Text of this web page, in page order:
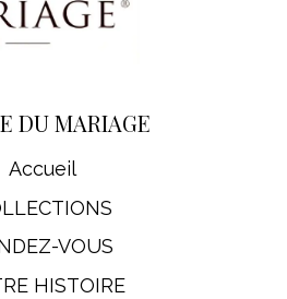
DU MARIAGE
Accueil
VOUS
HISTOIRE